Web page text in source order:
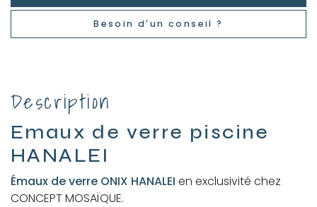
Besoin d'un conseil ?
Description
Emaux de verre piscine
HANALEI
Émaux de verre ONIX HANALEI en exclusivité chez
CONCEPT MOSAÏQUE.